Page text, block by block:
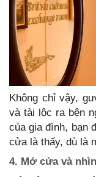
Không chỉ vậy,
và tài lộc ra bên
của gia đình, bạn
cửa là thấy, dù là
4. Mở cửa và